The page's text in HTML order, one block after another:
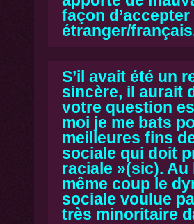
façon
étranger/
S’il avait été un
sincère, il aurait
votre question
moi je me bats
meilleures fins
sociale qui doit
raciale »(sic). Au
même coup le
sociale voulue
très minoritaire